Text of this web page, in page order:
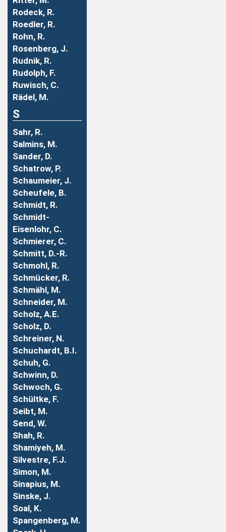
Rodeck, R.
Roedler, R.
Rohn, R.
Rosenberg, J.
Rudnik, R.
Rudolph, F.
Ruwisch, C.
Rädel, M.
S
Sahr, R.
Salmins, M.
Sander, D.
Schatrow, P.
Schaumeier, J.
Scheufele, B.
Schmidt, R.
Schmidt-
Eisenlohr, C.
Schmierer, C.
Schmitt, D.-R.
Schmohl, R.
Schmücker, R.
Schmähl, M.
Schneider, M.
Scholz, A.E.
Scholz, D.
Schreiner, N.
Schuchardt, B.I.
Schuh, G.
Schwinn, D.
Schwoch, G.
Schültke, F.
Seibt, M.
Send, W.
Shah, R.
Shamiyeh, M.
Silvestre, F.J.
Simon, M.
Sinapius, M.
Sinske, J.
Soal, K.
Spangenberg, M.